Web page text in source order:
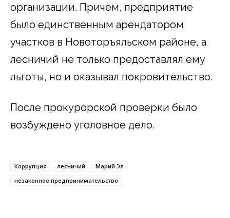
организации. Причем, предприятие
было единственным арендатором
участков в Новоторъяльском районе, а
лесничий не только предоставлял ему
льготы, но и оказывал покровительство.
После прокурорской проверки было
возбуждено уголовное дело.
Коррупция лесничий
Марий Эл
незаконное предпринимательство